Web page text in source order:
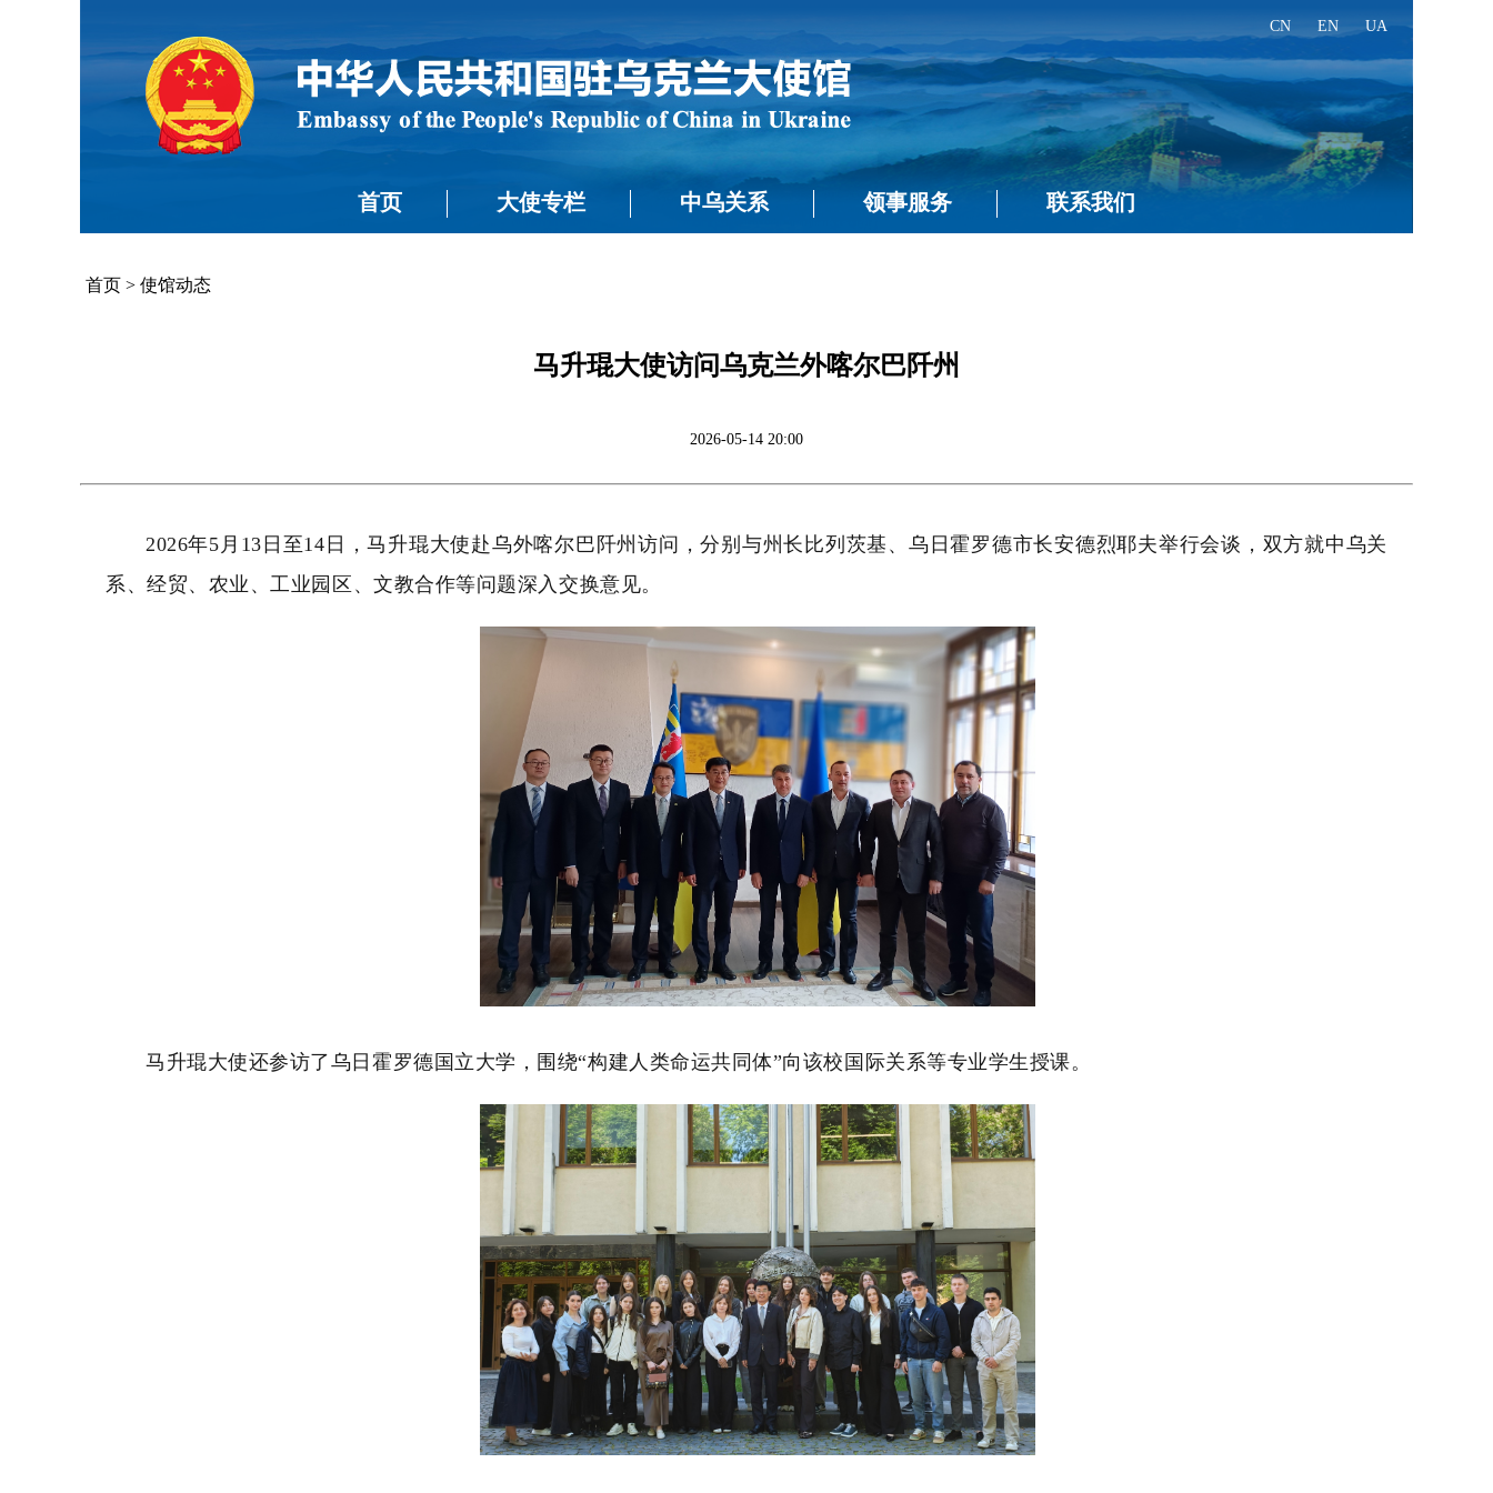
CN EN UA
首页 大使专栏 中乌关系 领事服务 联系我们
首页 > 使馆动态
马升琨大使访问乌克兰外喀尔巴阡州
2026-05-14 20:00
2026年5月13日至14日，马升琨大使赴乌外喀尔巴阡州访问，分别与州长比列茨基、乌日霍罗德市长安德烈耶夫举行会谈，双方就中乌关
系、经贸、农业、工业园区、文教合作等问题深入交换意见。
马升琨大使还参访了乌日霍罗德国立大学，围绕“构建人类命运共同体”向该校国际关系等专业学生授课。